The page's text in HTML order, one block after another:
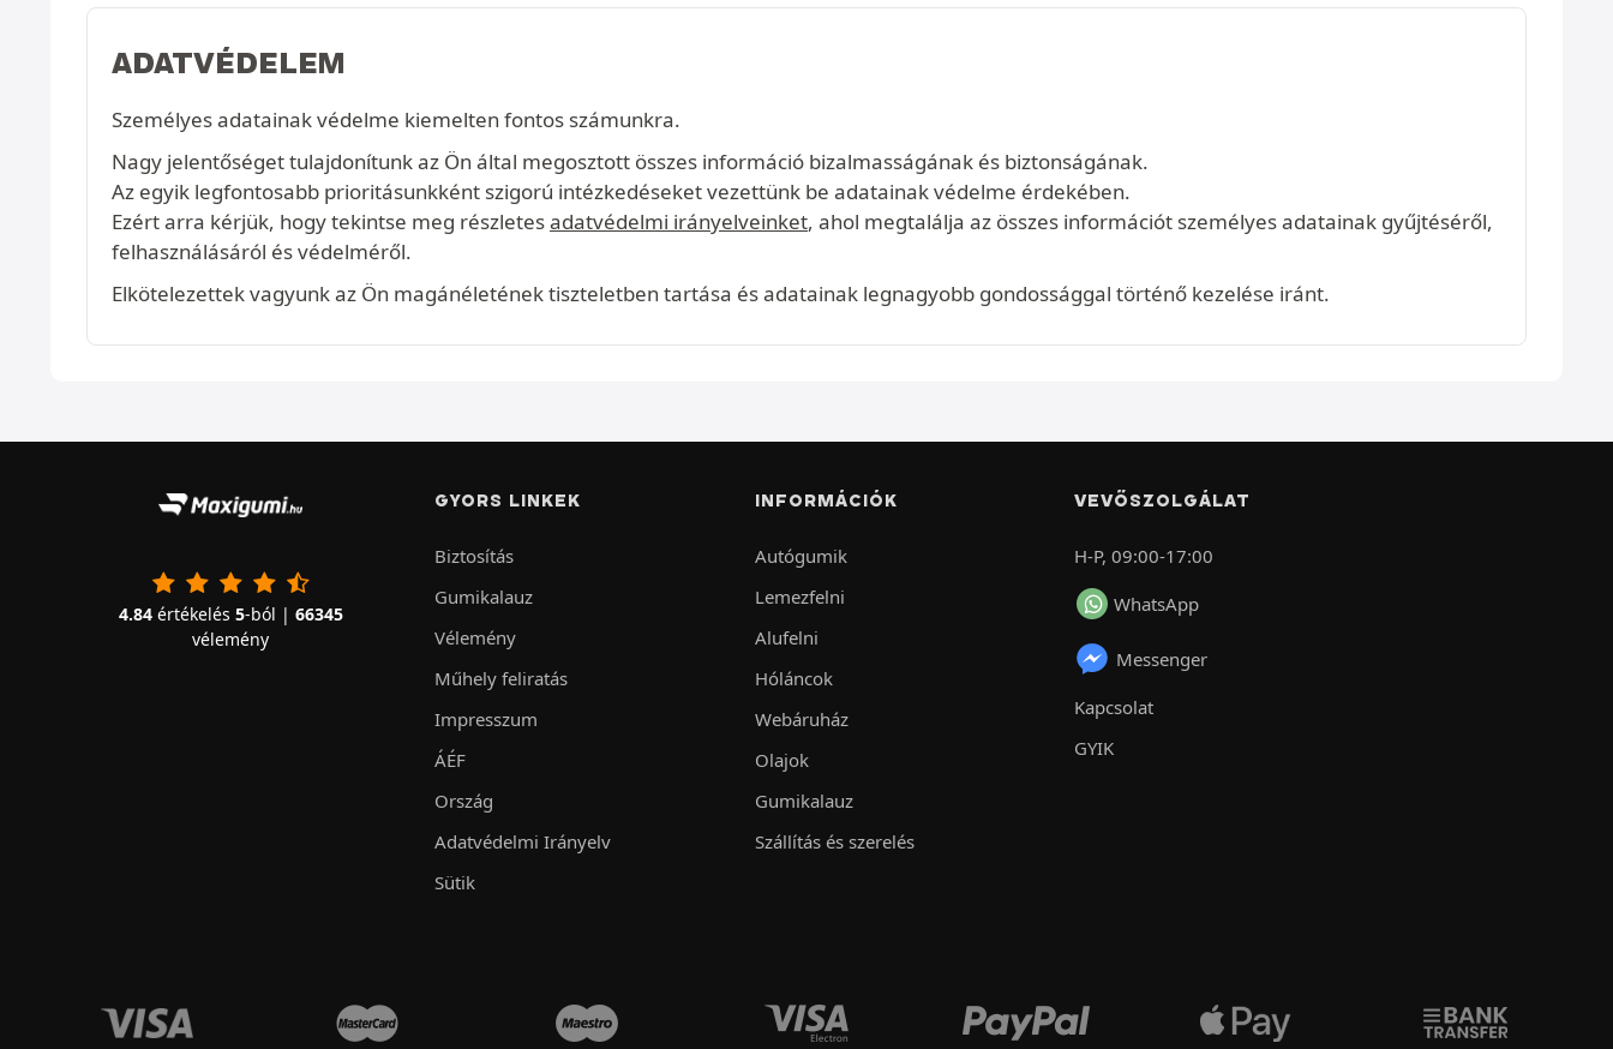
ADATVÉDELEM
Személyes adatainak védelme kiemelten fontos számunkra.
Nagy jelentőséget tulajdonítunk az Ön által megosztott összes információ bizalmasságának és biztonságának.
Az egyik legfontosabb prioritásunkként szigorú intézkedéseket vezettünk be adatainak védelme érdekében.
Ezért arra kérjük, hogy tekintse meg részletesadatvédelmi irányelveinket, ahol megtalálja az összes információt személyes adatainak gyűjtéséről,
felhasználásáról és védelméről.
Elkötelezettek vagyunk az Ön magánéletének tiszteletben tartása és adatainak legnagyobb gondossággal történő kezelése iránt.
4.84értékelés 5-ból | 66345
vélemény
GYORS LINKEK
Biztosítás
Gumikalauz
Vélemény
Műhely feliratás
Impresszum
ÁÉF
Ország
Adatvédelmi Irányelv
Sütik
INFORMÁCIÓK
Autógumik
Lemezfelni
Alufelni
Hóláncok
Webáruház
Olajok
Gumikalauz
Szállítás és szerelés
VEVŐSZOLGÁLAT
H-P, 09:00-17:00
WhatsApp
Messenger
Kapcsolat
GYIK